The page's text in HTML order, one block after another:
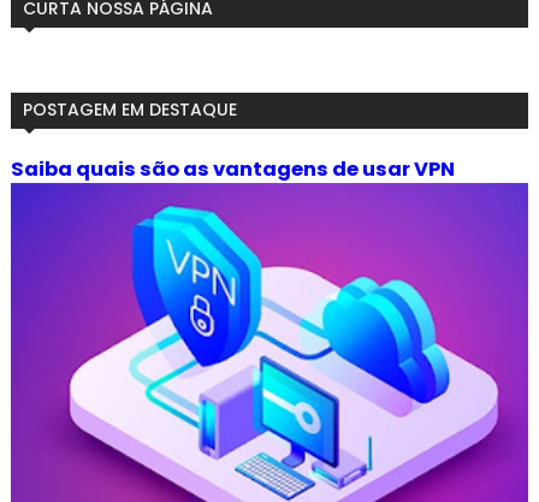
CURTA NOSSA PÁGINA
POSTAGEM EM DESTAQUE
Saiba quais são as vantagens de usar VPN